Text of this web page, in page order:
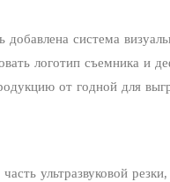
​​система
логотип съемника и
от годной для
часть ультразвуковой